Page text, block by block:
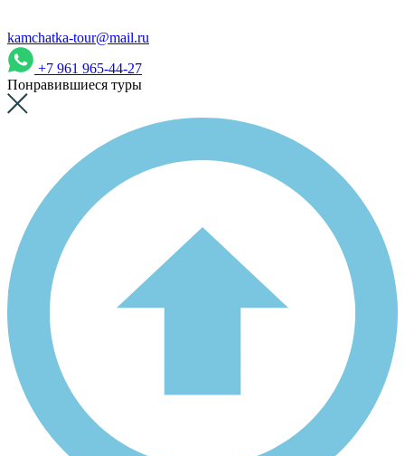
kamchatka-tour@mail.ru
+7 961 965-44-27
Понравившиеся туры